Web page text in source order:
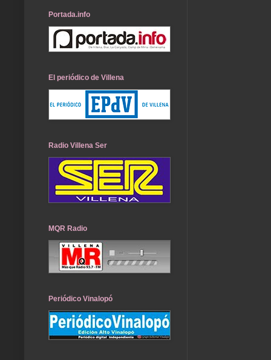
Portada.info
El periódico de Villena
Radio Villena Ser
MQR Radio
Periódico Vinalopó